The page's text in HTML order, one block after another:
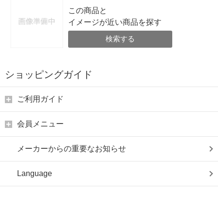
この商品と
イメージが近い商品を探す
検索する
ショッピングガイド
ご利用ガイド
会員メニュー
メーカーからの重要なお知らせ
Language